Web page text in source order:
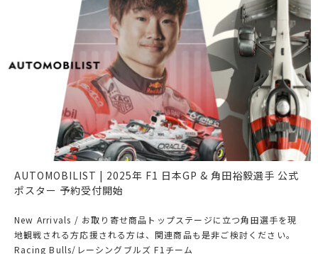
AUTOMOBILIST | 2025年 F1 日本GP & 角田裕毅選手 公式
ポスター 予約受付開始
New Arrivals / お取り寄せ商品トップステージに立つ角田選手を現
地観戦される方応援される方は、関連商品も是非ご検討ください。
Racing Bulls/レーシングブルズ F1チーム